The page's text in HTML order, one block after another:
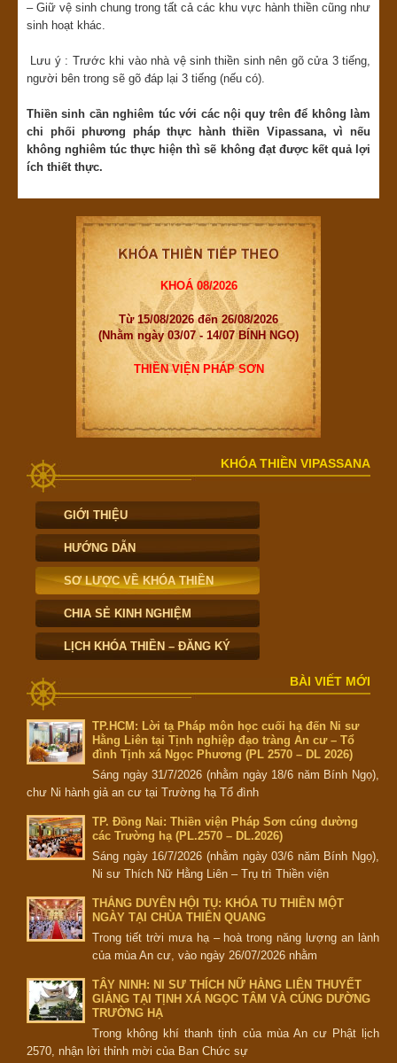
– Giữ vệ sinh chung trong tất cả các khu vực hành thiền cũng như
sinh hoạt khác.
Lưu ý : Trước khi vào nhà vệ sinh thiền sinh nên gõ cửa 3 tiếng,
người bên trong sẽ gõ đáp lại 3 tiếng (nếu có).
Thiền sinh cần nghiêm túc với các nội quy trên để không làm
chi phối phương pháp thực hành thiền Vipassana, vì nếu
không nghiêm túc thực hiện thì sẽ không đạt được kết quả lợi
ích thiết thực.
KHOÁ 08/2026
Từ 15/08/2026 đến 26/08/2026
(Nhằm ngày 03/07 - 14/07 BÍNH NGỌ)
THIỀN VIỆN PHÁP SƠN
KHÓA THIỀN VIPASSANA
GIỚI THIỆU
HƯỚNG DẪN
SƠ LƯỢC VỀ KHÓA THIỀN
CHIA SẺ KINH NGHIỆM
LỊCH KHÓA THIỀN – ĐĂNG KÝ
BÀI VIẾT MỚI
TP.HCM: Lời tạ Pháp môn học cuối hạ đến Ni sư
Hằng Liên tại Tịnh nghiệp đạo tràng An cư – Tổ
đình Tịnh xá Ngọc Phương (PL 2570 – DL 2026)
Sáng ngày 31/7/2026 (nhằm ngày 18/6 năm Bính Ngọ),
chư Ni hành giả an cư tại Trường hạ Tổ đình
TP. Đồng Nai: Thiền viện Pháp Sơn cúng dường
các Trường hạ (PL.2570 – DL.2026)
Sáng ngày 16/7/2026 (nhằm ngày 03/6 năm Bính Ngọ),
Ni sư Thích Nữ Hằng Liên – Trụ trì Thiền viện
THẮNG DUYÊN HỘI TỤ: KHÓA TU THIỀN MỘT
NGÀY TẠI CHÙA THIÊN QUANG
Trong tiết trời mưa hạ – hoà trong năng lượng an lành
của mùa An cư, vào ngày 26/07/2026 nhằm
TÂY NINH: NI SƯ THÍCH NỮ HẰNG LIÊN THUYẾT
GIẢNG TẠI TỊNH XÁ NGỌC TÂM VÀ CÚNG DƯỜNG
TRƯỜNG HẠ
Trong không khí thanh tịnh của mùa An cư Phật lịch
2570, nhận lời thỉnh mời của Ban Chức sự